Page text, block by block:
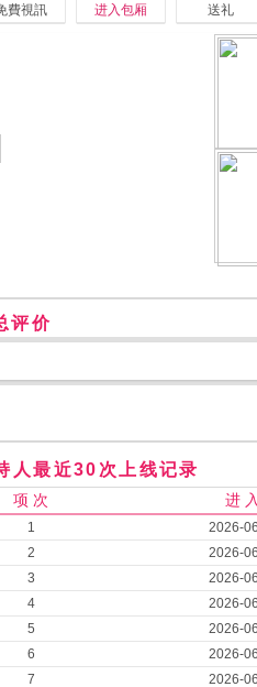
費視訊 进入包厢 送礼
评价
人最近30次上线记录
项 次 进
1 2026-
2
2026-
3
2026-
4
2026-
5
2026-
6
2026-
7
2026-